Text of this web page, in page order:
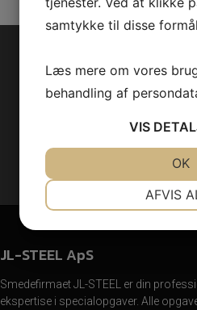
Få et
Kontakt os for et
JL-STEEL ApS
Smedefirmaet JL-STEEL er din
ekspertise i specialopgaver. Alle
samtykke til disse
Læs mere om vores
behandling af
VIS
AFVIS
OK